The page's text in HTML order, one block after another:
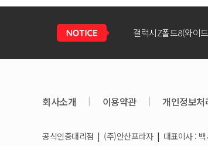
갤럭시S26 / 아이폰
회사소개 | 이용약관 | 개인정보처
공식인증대리점 | (주)안산프라자 | 대표이사 :